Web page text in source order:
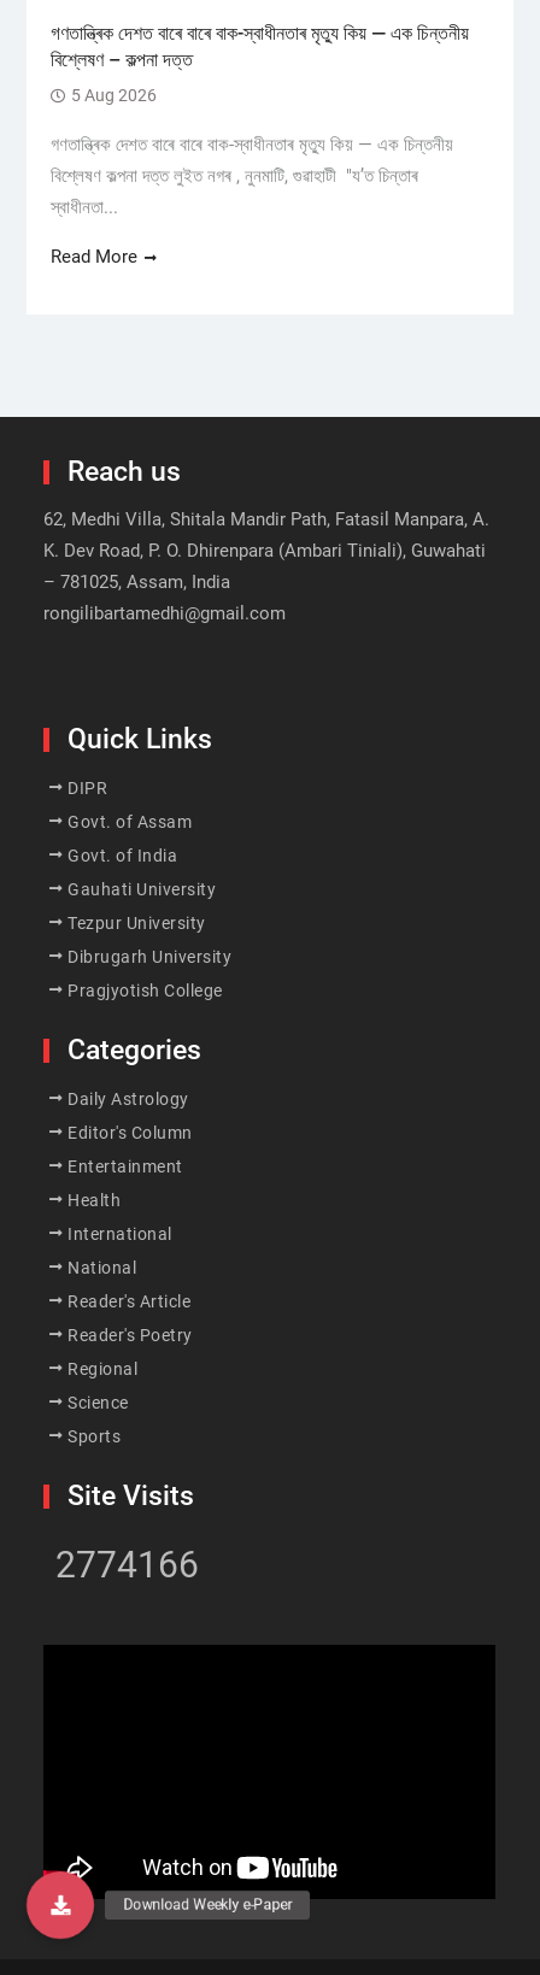
গণতান্ত্ৰিক দেশত বাৰে বাৰে বাক-স্বাধীনতাৰ মৃত্যু কিয় — এক চিন্তনীয়
বিশ্লেষণ – কল্পনা দত্ত
5 Aug 2026
গণতান্ত্ৰিক দেশত বাৰে বাৰে বাক-স্বাধীনতাৰ মৃত্যু কিয় — এক চিন্তনীয়
বিশ্লেষণ কল্পনা দত্ত লুইত নগৰ , নুনমাটি, গুৱাহাটী "য’ত চিন্তাৰ
স্বাধীনতা...
Read More
Reach us
62, Medhi Villa, Shitala Mandir Path, Fatasil Manpara, A.
K. Dev Road, P. O. Dhirenpara (Ambari Tiniali), Guwahati
– 781025, Assam, India
rongilibartamedhi@gmail.com
Quick Links
DIPR
Govt. of Assam
Govt. of India
Gauhati University
Tezpur University
Dibrugarh University
Pragjyotish College
Categories
Daily Astrology
Editor's Column
Entertainment
Health
International
National
Reader's Article
Reader's Poetry
Regional
Science
Sports
Site Visits
2774166